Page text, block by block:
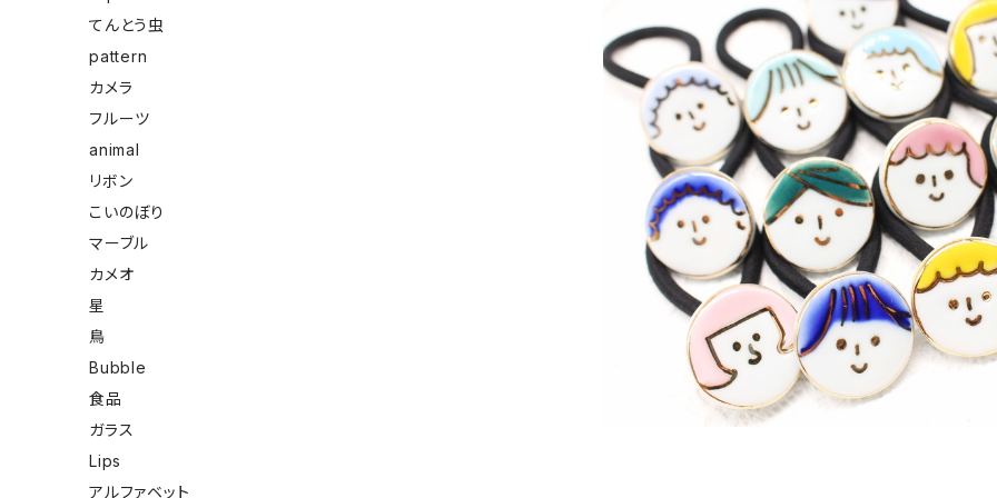
てんとう虫
pattern
カメラ
フルーツ
animal
リボン
こいのぼり
マーブル
カメオ
星
鳥
Bubble
食品
ガラス
Lips
アルファベット